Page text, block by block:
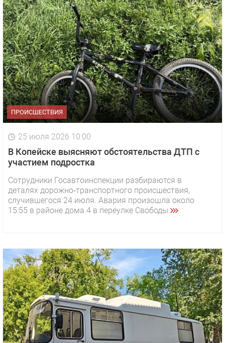
ПРОИСШЕСТВИЯ
25 июля 2026 10:00
В Копейске выясняют обстоятельства ДТП с
участием подростка
Сотрудники Госавтоинспекции разбираются в
деталях дорожно‑транспортного происшествия,
случившегося 24 июля. Авария произошла около
15:55 в районе дома 4 в переулке Свободы.